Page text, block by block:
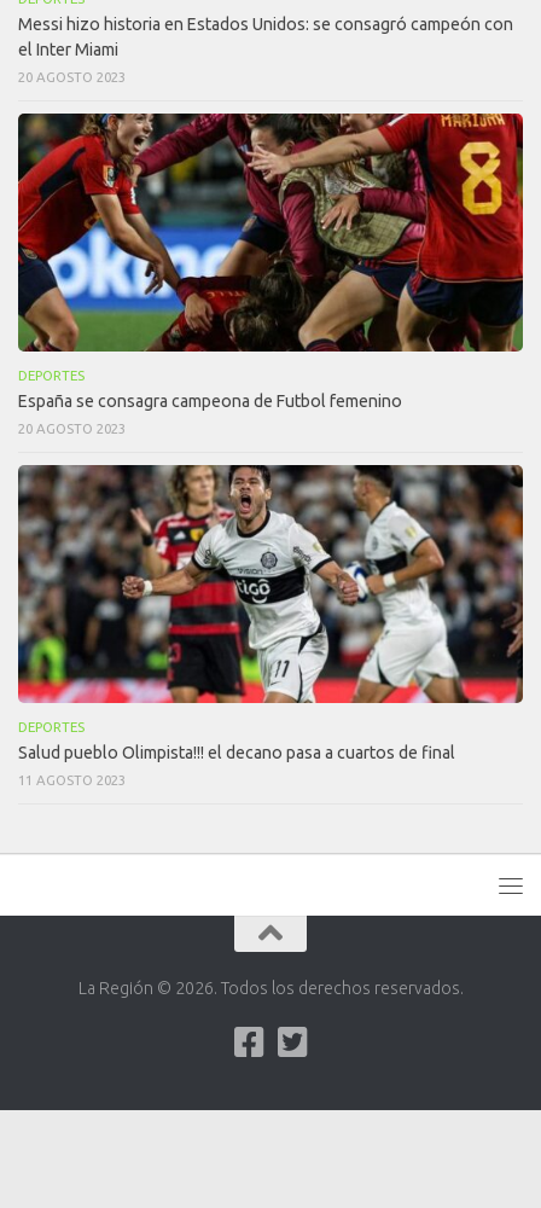
Messi hizo historia en Estados Unidos: se consagró campeón con
el Inter Miami
20 AGOSTO 2023
DEPORTES
España se consagra campeona de Futbol femenino
20 AGOSTO 2023
DEPORTES
Salud pueblo Olimpista!!! el decano pasa a cuartos de final
11 AGOSTO 2023
La Región © 2026. Todos los derechos reservados.